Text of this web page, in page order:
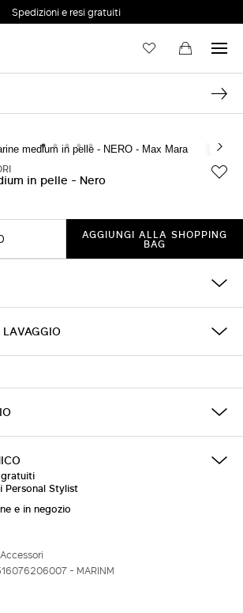
Spedizioni e resi gratuiti
in pelle - Nero
AGGIUNGI ALLA SHOPPING
BAG
Personal Stylist
e in negozio
- MARINM
PASSWORD *
Password dimenticata?
ACCEDI
ACCEDI CON GOOGLE
hai un account?